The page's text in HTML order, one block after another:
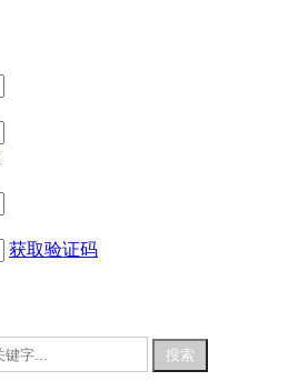
获取验证码